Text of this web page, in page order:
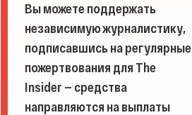
Вы можете поддержать
независимую журналистику,
подписавшись на регулярные
пожертвования для The
Insider — средства
направляются на выплаты